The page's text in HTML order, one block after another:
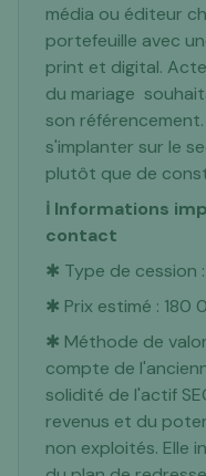
média ou éditeur
portefeuille avec
print et digital.
du mariage
son
s'implanter sur le
plutôt que de
ℹ️ Informations
contact
✱ Type de cession
✱ Prix estimé :
✱ Méthode de
compte de
solidité de l'actif
revenus et du
non exploités. Elle